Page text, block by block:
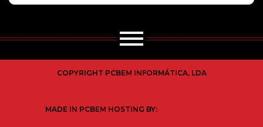
COPYRIGHT PCBEM INFORMÁTICA, LDA
MADE IN PCBEM HOSTING BY: